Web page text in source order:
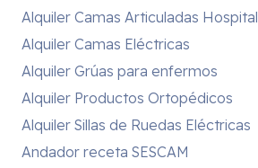
Alquiler Camas Articuladas Hospital
Alquiler Camas Eléctricas
Alquiler Grúas para enfermos
Alquiler Productos Ortopédicos
Alquiler Sillas de Ruedas Eléctricas
Andador receta SESCAM